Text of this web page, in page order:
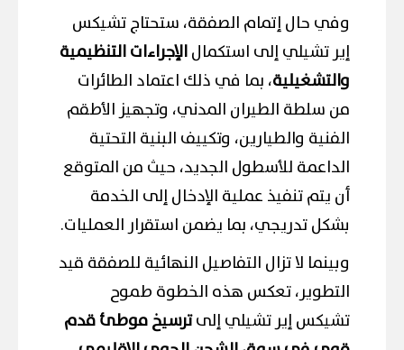
وفي حال إتمام الصفقة، ستحتاج تشيكس
إير تشيلي إلى استكمالالإجراءات التنظيمية
والتشغيلية، بما في ذلك اعتماد الطائرات
من سلطة الطيران المدني، وتجهيز الأطقم
الفنية والطيارين، وتكييف البنية التحتية
الداعمة للأسطول الجديد، حيث من المتوقع
أن يتم تنفيذ عملية الإدخال إلى الخدمة
بشكل تدريجي، بما يضمن استقرار العمليات.
وبينما لا تزال التفاصيل النهائية للصفقة قيد
التطوير، تعكس هذه الخطوة طموح
تشيكس إير تشيلي إلىترسيخ موطئ قدم